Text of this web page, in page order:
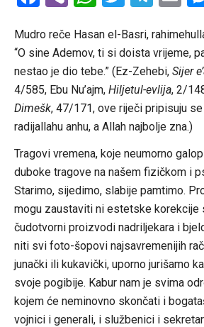
Mudro reče Hasan el-Basri,
“O sine Ademov, ti si doista vrijeme,
nestao je dio tebe.” (Ez-Zehebi, Sijer
4/585, Ebu Nu’ajm, Hiljetul-evlija, 2/
Dimešk, 47/171, ove riječi pripisuju se
radijallahu anhu, a Allah najbolje zna.)
Tragovi vremena, koje neumorno
duboke tragove na našem fizičkom i
Starimo, sijedimo, slabije pamtimo.
mogu zaustaviti ni estetske korekcije
čudotvorni proizvodi nadriljekara i
niti svi foto-šopovi najsavremenijih
junački ili kukavički, uporno jurišamo
svoje pogibije. Kabur nam je svima
kojem će neminovno skončati i
vojnici i generali, i službenici i